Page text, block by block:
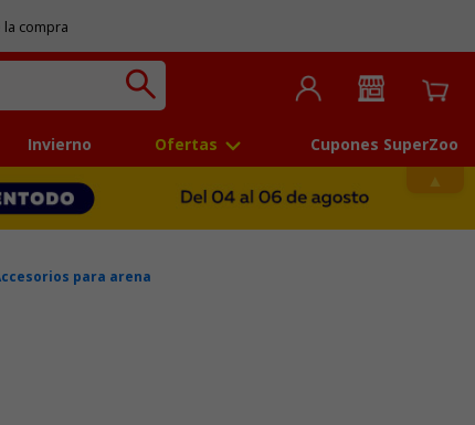
compra
Invierno Ofertas Cupones SuperZoo
para arena